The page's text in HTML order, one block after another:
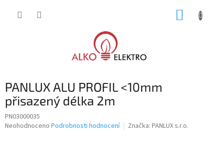
PANLUX ALU PROFIL <10mm
přisazený délka 2m
PN03000035
Průměrné
Neohodnoceno Podrobnosti hodnocení Značka: PANLUX s.r.o.